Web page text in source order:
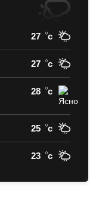
27 c
27 c
28 c
25 c
23 c